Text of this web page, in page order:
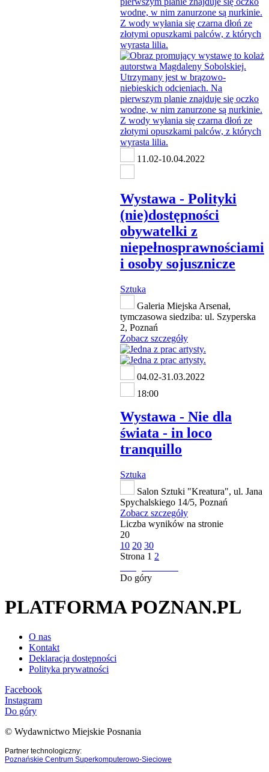
11.02-10.04.2022
Wystawa - Polityki
(nie)dostępności
obywatelki z
niepełnosprawnościami
i osoby sojusznicze
Sztuka
Galeria Miejska Arsenał,
tymczasowa siedziba: ul. Szyperska
2, Poznań
Zobacz szczegóły
04.02-31.03.2022
18:00
Wystawa - Nie dla
świata - in loco
tranquillo
Sztuka
Salon Sztuki "Kreatura", ul. Jana
Spychalskiego 14/5, Poznań
Zobacz szczegóły
Liczba wyników na stronie
20
10 20 30
Strona 1 2
Do góry
PLATFORMA POZNAN.PL
O nas
Kontakt
Deklaracja dostępności
Polityka prywatności
Facebook
Instagram
Do góry
© Wydawnictwo Miejskie Posnania
Partner technologiczny:
Poznańskie Centrum Superkomputerowo-Sieciowe